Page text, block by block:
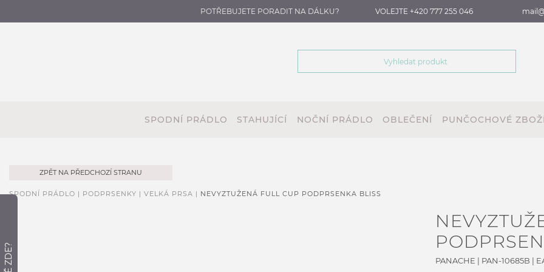
POTŘEBUJETE PORADIT NA DÁLKU? VOLEJTE +420 777 255 046
SPODNÍ PRÁDLO STAHUJÍCÍ NOČNÍ PRÁDLO OBLEČENÍ PUNČOCHOVÉ
ZPĚT NA PŘEDCHOZÍ STRANU
SPODNÍ PRÁDLO | PODPRSENKY | VELKÁ PRSA | NEVYZTUŽENÁ FULL CUP PODPRSENKA BLISS
PANACHE | PAN-10685B |